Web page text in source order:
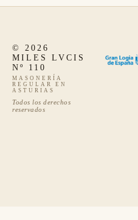
© 2026
MILES LVCIS
Nº 110
MASONERÍA
REGULAR EN
ASTURIAS
Todos los derechos
reservados